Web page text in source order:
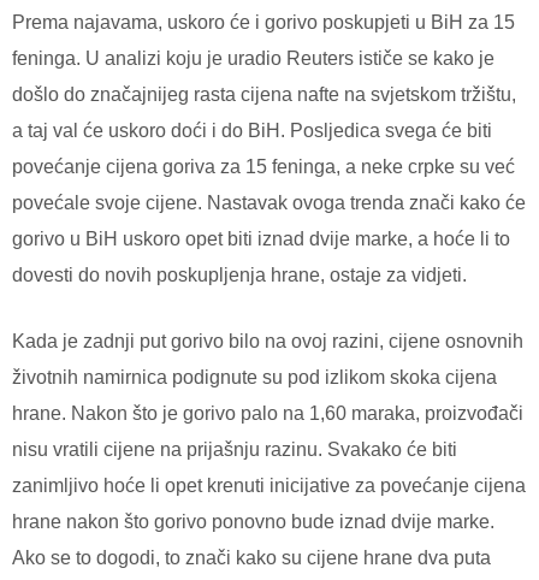
Prema najavama, uskoro će i gorivo poskupjeti u BiH za 15
feninga. U analizi koju je uradio Reuters ističe se kako je
došlo do značajnijeg rasta cijena nafte na svjetskom tržištu,
a taj val će uskoro doći i do BiH. Posljedica svega će biti
povećanje cijena goriva za 15 feninga, a neke crpke su već
povećale svoje cijene. Nastavak ovoga trenda znači kako će
gorivo u BiH uskoro opet biti iznad dvije marke, a hoće li to
dovesti do novih poskupljenja hrane, ostaje za vidjeti.
Kada je zadnji put gorivo bilo na ovoj razini, cijene osnovnih
životnih namirnica podignute su pod izlikom skoka cijena
hrane. Nakon što je gorivo palo na 1,60 maraka, proizvođači
nisu vratili cijene na prijašnju razinu. Svakako će biti
zanimljivo hoće li opet krenuti inicijative za povećanje cijena
hrane nakon što gorivo ponovno bude iznad dvije marke.
Ako se to dogodi, to znači kako su cijene hrane dva puta